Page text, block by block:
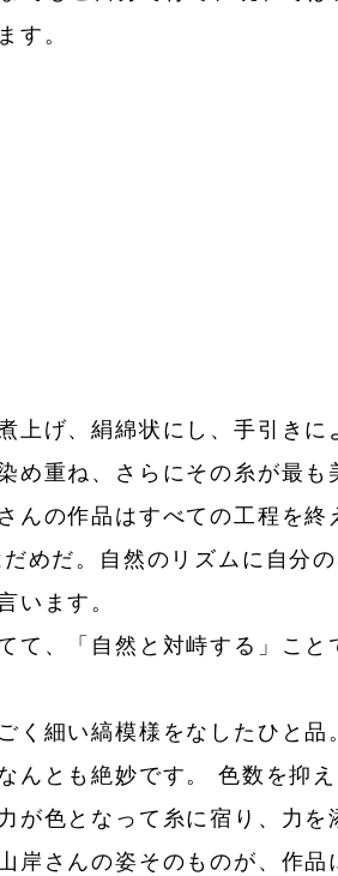
す。
上げ、絹綿状にし、手引き
重ね、さらにその糸が最
んの作品はすべての工程を
めだ。自然のリズムに自分
います。
て、「自然と対峙する」こ
く細い縞模様をなしたひと
んとも絶妙です。 色数を抑
が色となって糸に宿り、力
岸さんの姿そのものが、作